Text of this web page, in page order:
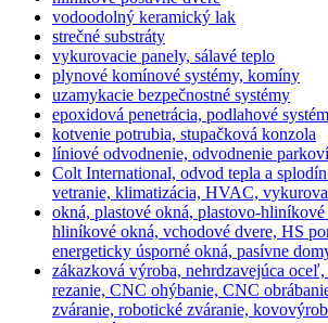
vodoodolný keramický lak
strečné substráty
vykurovacie panely, sálavé teplo
plynové komínové systémy, komíny
uzamykacie bezpečnostné systémy
epoxidová penetrácia, podlahové
kotvenie potrubia, stupačková konzola
líniové odvodnenie, odvodnenie
Colt International, odvod tepla a
vetranie, klimatizácia, HVAC,
okná, plastové okná, plastovo-
hliníkové okná, vchodové dvere, HS
energeticky úsporné okná, pasívne
zákazková výroba, nehrdzavejúca oceľ,
rezanie, CNC ohýbanie, CNC
zváranie, robotické zváranie,